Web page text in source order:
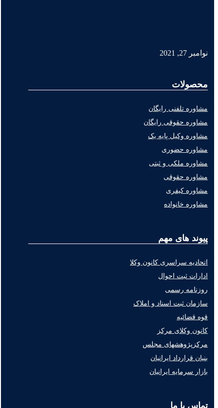
نوامبر 27, 2021
محصولات
مشاوره تلفنی رایگان
مشاوره حقوقی رایگان
مشاوره وکیل پایه یک
مشاوره حضوری
مشاوره ملکی و ثبتی
مشاوره حقوقی
مشاوره کیفری
مشاوره خانواده
پیوند های مهم
اتحادیه سراسری کانون وکلا
ادارات ثبت احوال
روزنامه رسمی
سازمان ثبت اسناد و املاک
قوه قضائیه
کانون وکلای مرکز
مرکزپژوهشهای مجلس
بنیان قرارداد ایرانیان
بازار سرمایه ایرانیان
تماس با ما